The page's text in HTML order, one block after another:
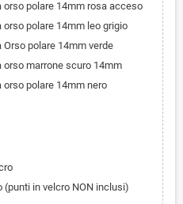
orso polare 14mm rosa acceso
orso polare 14mm leo grigio
Orso polare 14mm verde
orso marrone scuro 14mm
orso polare 14mm nero
(punti in velcro NON inclusi)